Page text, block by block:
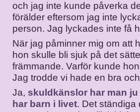
och jag inte kunde påverka
förälder eftersom jag inte
person. Jag lyckades inte få
När jag påminner mig om att
hon skulle bli sjuk på det
främmande. Varför kunde
Jag trodde vi hade en bra
Ja, skuldkänslor har man
har barn i livet. Det ständiga